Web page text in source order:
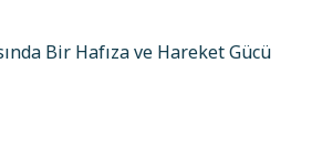
Bir Hafıza ve Hareket Gücü